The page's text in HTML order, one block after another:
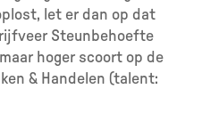
let er dan op dat
Steunbehoefte
hoger scoort op de
& Handelen (talent: